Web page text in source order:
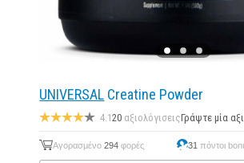
UNIVERSAL Creatine Powder
4.120 αξιολόγισειςΓράψτε μία
Αγορασμένο294 φορές 31 πόντοι